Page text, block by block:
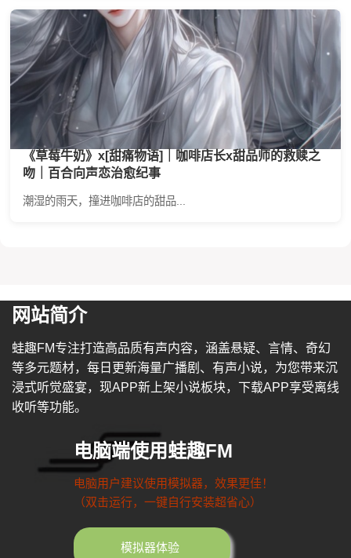
《草莓牛奶》x[甜痛物语]｜咖啡店长x甜品师的救赎之
吻｜百合向声恋治愈纪事
潮湿的雨天，撞进咖啡店的甜品...
网站简介
蛙趣FM专注打造高品质有声内容，涵盖悬疑、言情、奇幻
等多元题材，每日更新海量广播剧、有声小说，为您带来沉
浸式听觉盛宴，现APP新上架小说板块，下载APP享受离线
收听等功能。
电脑端使用蛙趣FM
电脑用户建议使用模拟器，效果更佳！
（双击运行，一键自行安装超省心）
模拟器体验